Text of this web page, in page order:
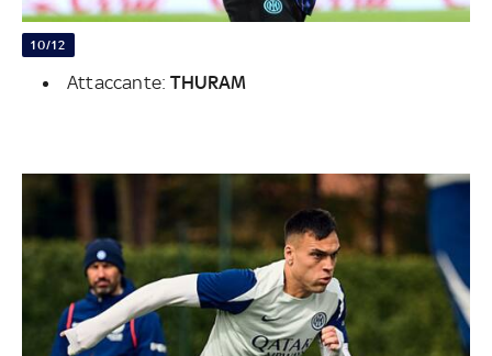
10/12
Attaccante:THURAM